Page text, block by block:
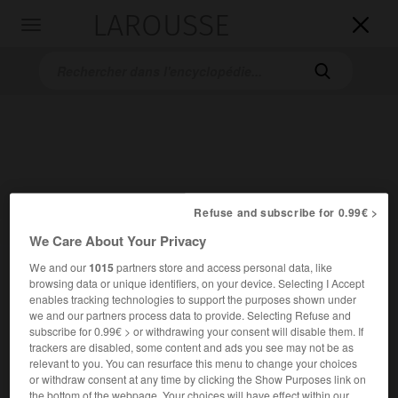


IsabelleBoinot
Dessinatrice française (Niort 1976).
Après des études à l'École des Beaux-Arts d’Angoulême,
Refuse and subscribe for 0.99€ >
We Care About Your Privacy
We and our1015partners store and access personal data, like
browsing data or unique identifiers, on your device. Selecting I Accept
enables tracking technologies to support the purposes shown under
we and our partners process data to provide. Selecting Refuse and
subscribe for 0.99€ > or withdrawing your consent will disable them. If
trackers are disabled, some content and ads you see may not be as
relevant to you. You can resurface this menu to change your choices
or withdraw consent at any time by clicking the Show Purposes link on
the bottom of the webpage. Your choices will have effect within our